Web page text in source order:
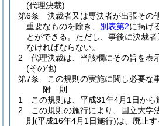
(代理決裁)
第6条
決裁者又は専決者が出張その
重要なものを除き、 別表第2に掲げ
とができる。 ただし、事後に決裁
なければならない。
2
代理決裁は、当該欄にその旨を表
(その他)
第7条
この規則の実施に関し必要な
附 則
1
この規則は、平成31年4月1日から
2
この規則の施行により、国立大学
則 (平成16年4月1日施行)は、廃止す